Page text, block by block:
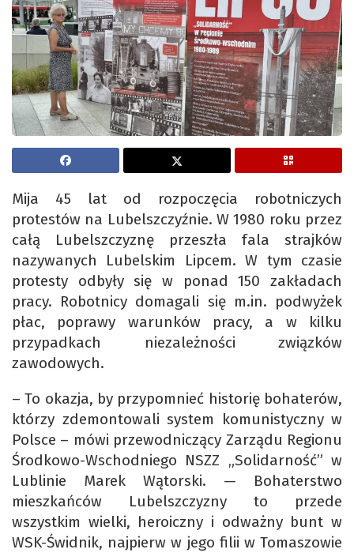
Mija 45 lat od rozpoczęcia robotniczych
protestów na Lubelszczyźnie. W 1980 roku przez
całą Lubelszczyznę przeszła fala strajków
nazywanych Lubelskim Lipcem. W tym czasie
protesty odbyły się w ponad 150 zakładach
pracy. Robotnicy domagali się m.in. podwyżek
płac, poprawy warunków pracy, a w kilku
przypadkach niezależności związków
zawodowych.
– To okazja, by przypomnieć historię bohaterów,
którzy zdemontowali system komunistyczny w
Polsce – mówi przewodniczący Zarządu Regionu
Środkowo-Wschodniego NSZZ „Solidarność” w
Lublinie Marek Wątorski. — Bohaterstwo
mieszkańców Lubelszczyzny to przede
wszystkim wielki, heroiczny i odważny bunt w
WSK-Świdnik, najpierw w jego filii w Tomaszowie